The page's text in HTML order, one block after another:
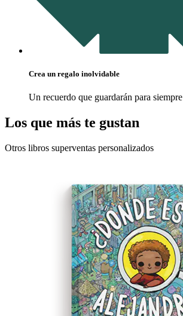
Crea un regalo inolvidable
Un recuerdo que guardarán para siempre
Los que más te gustan
Otros libros superventas personalizados